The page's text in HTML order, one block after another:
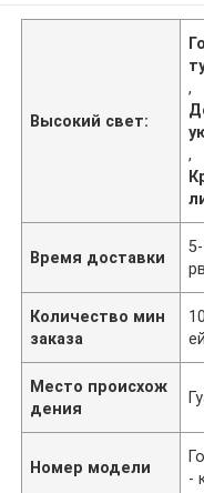
Высокий свет:
,
,
Время доставки
Количество мин
заказа
ей
Место происхож
дения
Номер модели
-